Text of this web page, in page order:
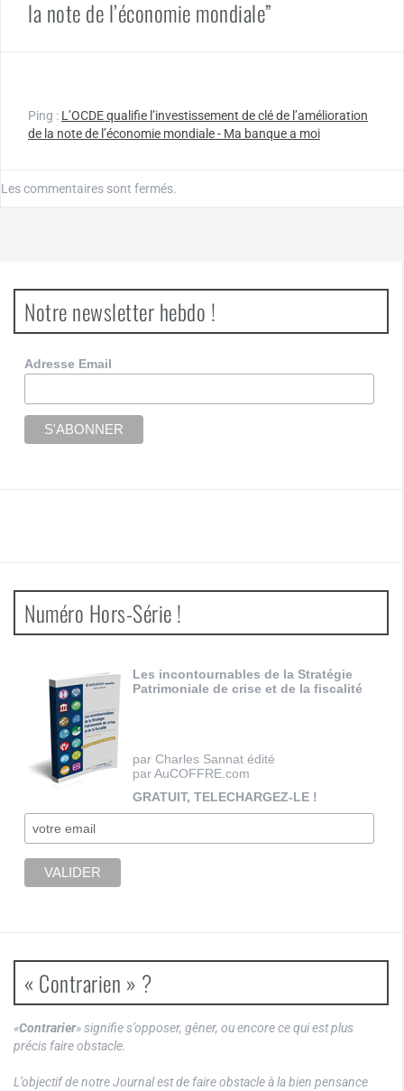
la note de l’économie mondiale”
Ping : L’OCDE qualifie l’investissement de clé de l’amélioration
de la note de l’économie mondiale - Ma banque a moi
Les commentaires sont fermés.
Notre newsletter hebdo !
Adresse Email
Numéro Hors-Série !
Les incontournables de la Stratégie
Patrimoniale de crise et de la fiscalité
par Charles Sannat édité
par AuCOFFRE.com
GRATUIT, TELECHARGEZ-LE !
« Contrarien » ?
«Contrarier» signifie s’opposer, gêner, ou encore ce qui est plus
précis faire obstacle.
L’objectif de notre Journal est de faire obstacle à la bien pensance